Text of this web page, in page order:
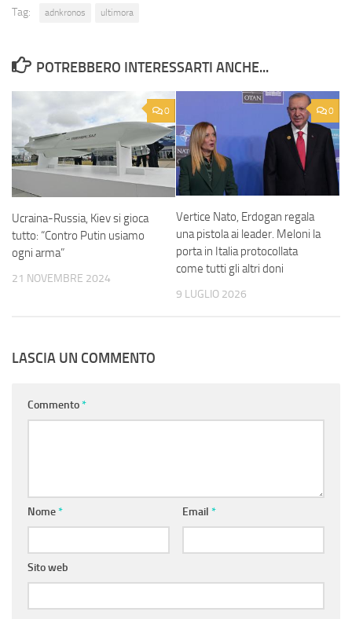
Tag: adnkronos ultimora
POTREBBERO INTERESSARTI ANCHE...
0
Ucraina-Russia, Kiev si gioca
tutto: “Contro Putin usiamo
ogni arma”
21 NOVEMBRE 2024
0
Vertice Nato, Erdogan regala
una pistola ai leader. Meloni la
porta in Italia protocollata
come tutti gli altri doni
9 LUGLIO 2026
LASCIA UN COMMENTO
Commento*
Nome* Email *
Sito web